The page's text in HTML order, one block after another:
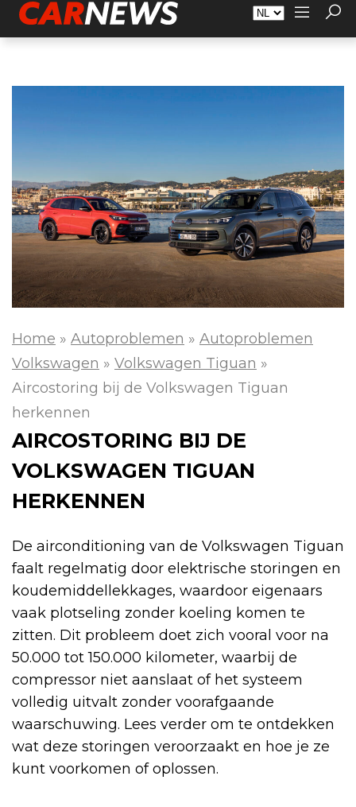
Adverteren Over Carnews.nl Contact
Home » Autoproblemen » Autoproblemen
Volkswagen » Volkswagen Tiguan »
Aircostoring bij de Volkswagen Tiguan
herkennen
AIRCOSTORING BIJ DE
VOLKSWAGEN TIGUAN
HERKENNEN
De airconditioning van de Volkswagen Tiguan
faalt regelmatig door elektrische storingen en
koudemiddellekkages, waardoor eigenaars
vaak plotseling zonder koeling komen te
zitten. Dit probleem doet zich vooral voor na
50.000 tot 150.000 kilometer, waarbij de
compressor niet aanslaat of het systeem
volledig uitvalt zonder voorafgaande
waarschuwing. Lees verder om te ontdekken
wat deze storingen veroorzaakt en hoe je ze
kunt voorkomen of oplossen.